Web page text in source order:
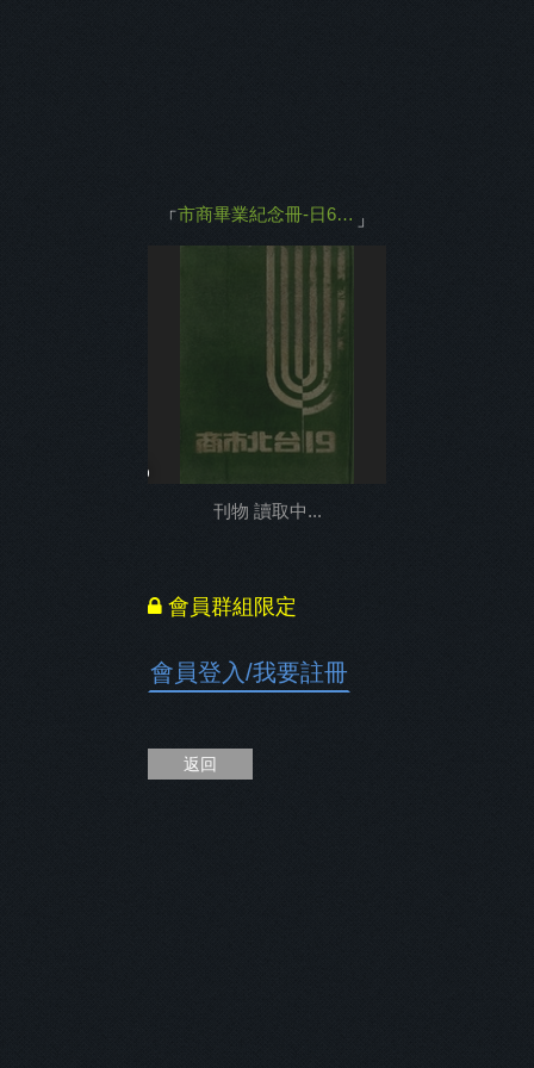
「 市商畢業紀念冊-日63年第19屆 」
0%
刊物 讀取中...
會員群組限定
會員登入/我要註冊
返回